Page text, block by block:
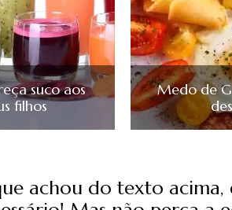
suco aos
filhos
Medo de
achou do texto acima,